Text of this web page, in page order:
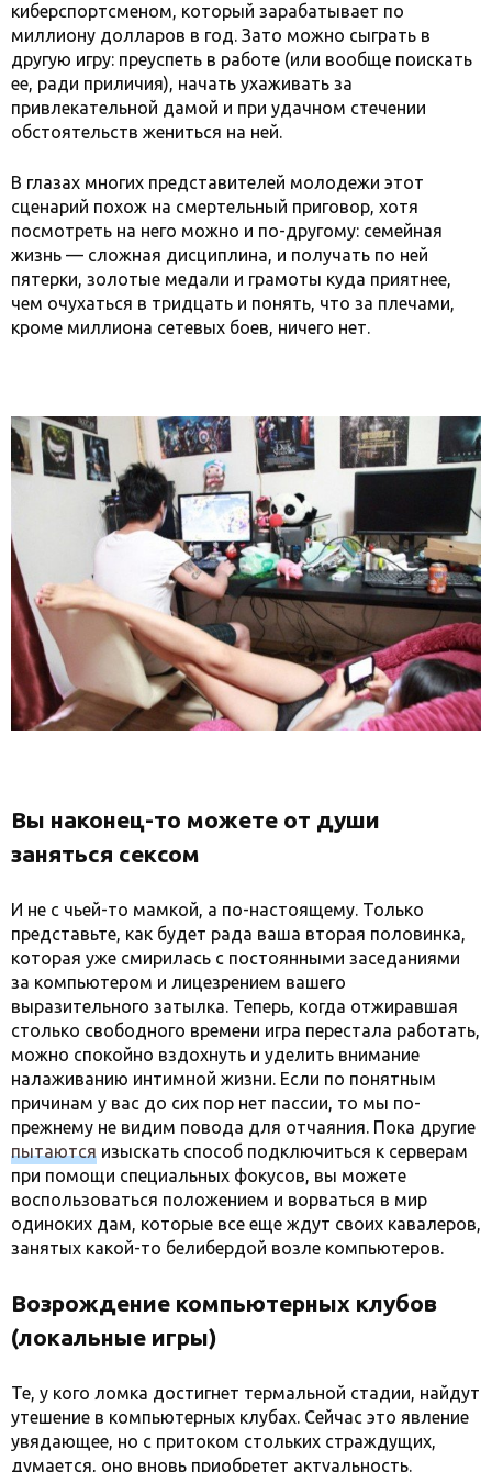
киберспортсменом, который зарабатывает по
миллиону долларов в год. Зато можно сыграть в
другую игру: преуспеть в работе (или вообще поискать
ее, ради приличия), начать ухаживать за
привлекательной дамой и при удачном стечении
обстоятельств жениться на ней.
В глазах многих представителей молодежи этот
сценарий похож на смертельный приговор, хотя
посмотреть на него можно и по-другому: семейная
жизнь — сложная дисциплина, и получать по ней
пятерки, золотые медали и грамоты куда приятнее,
чем очухаться в тридцать и понять, что за плечами,
кроме миллиона сетевых боев, ничего нет.
Вы наконец-то можете от души
заняться сексом
И не с чьей-то мамкой, а по-настоящему. Только
представьте, как будет рада ваша вторая половинка,
которая уже смирилась с постоянными заседаниями
за компьютером и лицезрением вашего
выразительного затылка. Теперь, когда отжиравшая
столько свободного времени игра перестала работать,
можно спокойно вздохнуть и уделить внимание
налаживанию интимной жизни. Если по понятным
причинам у вас до сих пор нет пассии, то мы по-
прежнему не видим повода для отчаяния. Пока другие
пытаются изыскать способ подключиться к серверам
при помощи специальных фокусов, вы можете
воспользоваться положением и ворваться в мир
одиноких дам, которые все еще ждут своих кавалеров,
занятых какой-то белибердой возле компьютеров.
Возрождение компьютерных клубов
(локальные игры)
Те, у кого ломка достигнет термальной стадии, найдут
утешение в компьютерных клубах. Сейчас это явление
увядающее, но с притоком стольких страждущих,
думается, оно вновь приобретет актуальность.